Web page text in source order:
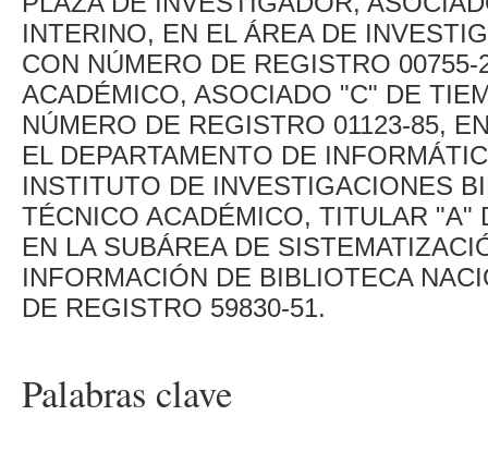
INTERINO, EN EL ÁREA DE
CON NÚMERO DE REGISTRO
ACADÉMICO, ASOCIADO "C" DE
NÚMERO DE REGISTRO 01123-85,
EL DEPARTAMENTO DE
INSTITUTO DE INVESTIGACIONES
TÉCNICO ACADÉMICO, TITULAR
EN LA SUBÁREA DE
INFORMACIÓN DE BIBLIOTECA
DE REGISTRO 59830-51.
Palabras clave